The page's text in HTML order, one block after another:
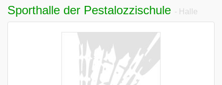
Sporthalle der Pestalozzischule - Halle